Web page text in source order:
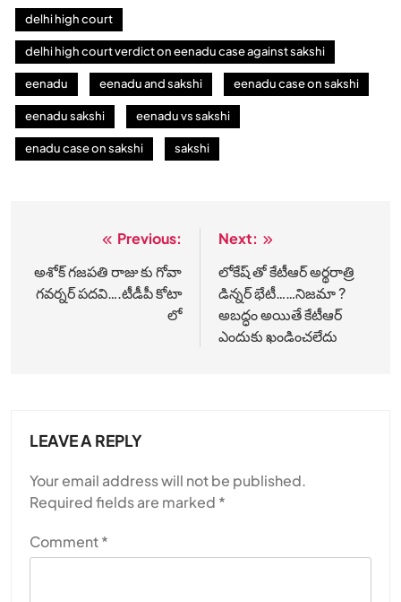
delhi high court
delhi high court verdict on eenadu case against sakshi
eenadu eenadu and sakshi eenadu case on sakshi
eenadu sakshi eenadu vs sakshi
enadu case on sakshi sakshi
navigation
Previous:
అశోక్ గజపతి రాజు కు గోవా
గవర్నర్ పదవి….టీడీపీ కోటా
లో
Next:
లోకేష్ తో కేటీఆర్ అర్థరాత్రి
డిన్నర్ భేటీ……నిజమా ?
అబద్ధం అయితే కేటీఆర్
ఎందుకు ఖండించలేదు
LEAVE A REPLY
Your email address will not be published.
Required fields are marked *
Comment*